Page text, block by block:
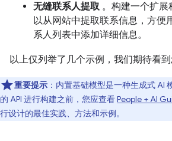
无缝联系人提取。构建一个扩展
以从网站中提取联系信息，方便
系人列表中添加详细信息。
以上仅列举了几个示例，我们期待看到
重要提示 ：内置基础模型是一种生成式 AI
的 API 进行构建之前，您应查看People + AI
行设计的最佳实践、方法和示例。